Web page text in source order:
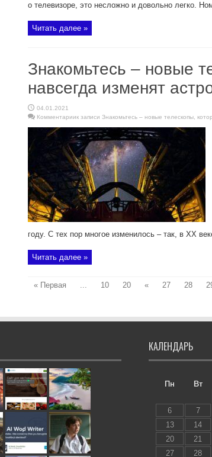
о телевизоре, это несложно и довольно легко.
Читать далее »
Знакомьтесь – новые
навсегда изменят
04.01.2021
Комментариик записи Знакомьтесь – новые телескопы,
году. С тех пор многое изменилось – так, в ХХ
Читать далее »
« Первая ... 10 20 « 27 28
КАЛЕНДАРЬ
Пн
Вт
6
7
13
14
20
21
27
28